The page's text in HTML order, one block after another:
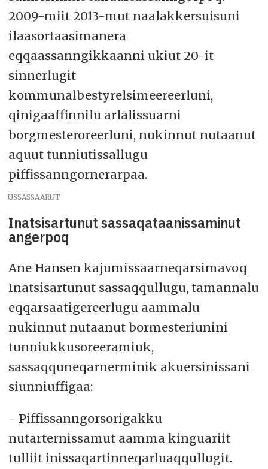
2009-miit 2013-mut naalakkersuisuni
ilaasortaasimanera
eqqaassanngikkaanni ukiut 20-it
sinnerlugit
kommunalbestyrelsimeereerluni,
qinigaaffinnilu arlalissuarni
borgmesteroreerluni, nukinnut nutaanut
aquut tunniutissallugu
piffissanngornerarpaa.
USSASSAARUT
Inatsisartunut sassaqataanissaminut
angerpoq
Ane Hansen kajumissaarneqarsimavoq
Inatsisartunut sassaqqullugu, tamannalu
eqqarsaatigereerlugu aammalu
nukinnut nutaanut bormesteriunini
tunniukkusoreeramiuk,
sassaqquneqarnerminik akuersinissani
siunniuffigaa:
- Piffissanngorsorigakku
nutarternissamut aamma kinguariit
tulliit inissaqartinneqarluaqqullugit.